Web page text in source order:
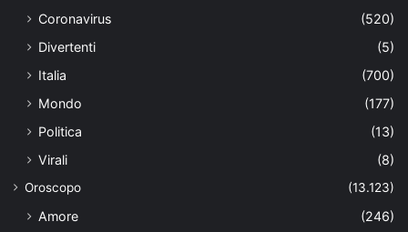
Coronavirus
(520)
Divertenti
(5)
Italia
(700)
Mondo
(177)
Politica
(13)
Virali
(8)
Oroscopo (13.123)
Amore
(246)